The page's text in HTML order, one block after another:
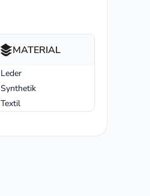
MATERIAL
Leder
Synthetik
Textil